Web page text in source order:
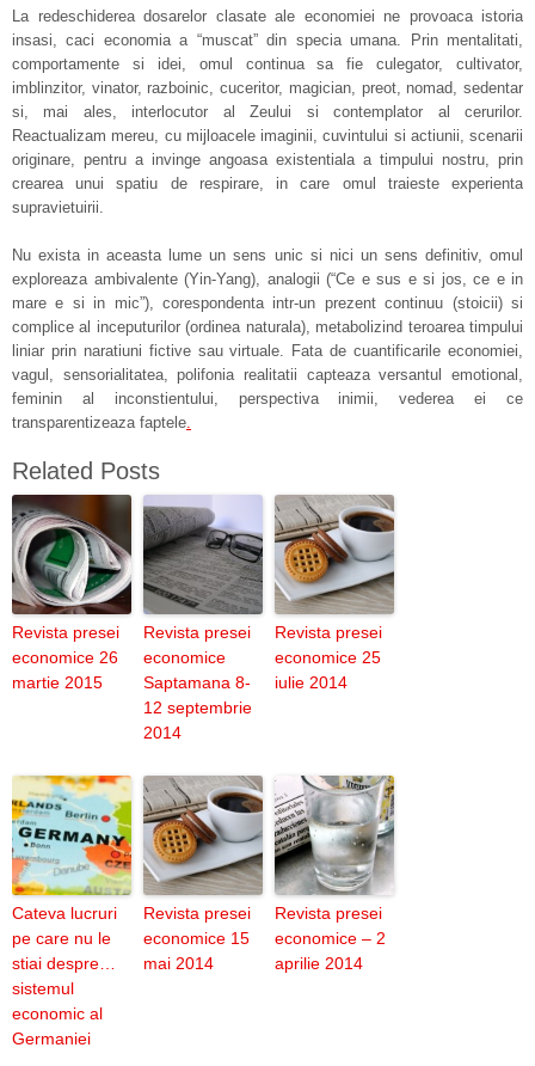
La redeschiderea dosarelor clasate ale economiei ne provoaca istoria
insasi, caci economia a “muscat” din specia umana. Prin mentalitati,
comportamente si idei, omul continua sa fie culegator, cultivator,
imblinzitor, vinator, razboinic, cuceritor, magician, preot, nomad, sedentar
si, mai ales, interlocutor al Zeului si contemplator al cerurilor.
Reactualizam mereu, cu mijloacele imaginii, cuvintului si actiunii, scenarii
originare, pentru a invinge angoasa existentiala a timpului nostru, prin
crearea unui spatiu de respirare, in care omul traieste experienta
supravietuirii.
Nu exista in aceasta lume un sens unic si nici un sens definitiv, omul
exploreaza ambivalente (Yin-Yang), analogii (“Ce e sus e si jos, ce e in
mare e si in mic”), corespondenta intr-un prezent continuu (stoicii) si
complice al inceputurilor (ordinea naturala), metabolizind teroarea timpului
liniar prin naratiuni fictive sau virtuale. Fata de cuantificarile economiei,
vagul, sensorialitatea, polifonia realitatii capteaza versantul emotional,
feminin al inconstientului, perspectiva inimii, vederea ei ce
transparentizeaza faptele.
Related Posts
Revista presei
economice 26
martie 2015
Revista presei
economice
Saptamana 8-
12 septembrie
2014
Revista presei
economice 25
iulie 2014
Cateva lucruri
pe care nu le
stiai despre…
sistemul
economic al
Germaniei
Revista presei
economice 15
mai 2014
Revista presei
economice – 2
aprilie 2014